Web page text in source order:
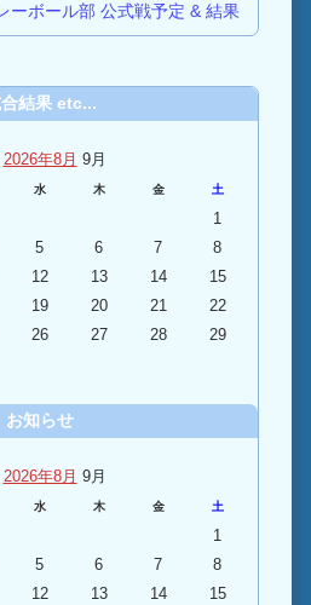
ボール部 公式戦予定 & 結果
結果 etc...
2026年8月 9月
水 木 金 土
1
5 6 7
8
12 13 14
15
19 20 21
22
26 27 28
29
お知らせ
2026年8月 9月
水 木 金 土
1
5 6 7
8
12 13 14
15